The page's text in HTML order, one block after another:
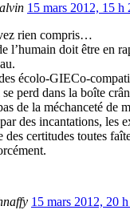
15 mars 2012, 15 h
rien compris…
l’humain doit être en
écolo-GIECo-
perd dans la boîte
de la méchanceté de
des incantations, les
des certitudes toutes
15 mars 2012, 20